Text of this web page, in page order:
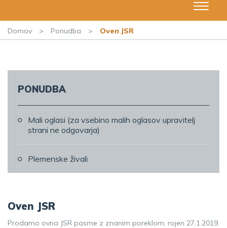
Domov > Ponudba > Oven JSR
PONUDBA
Mali oglasi (za vsebino malih oglasov upravitelj
strani ne odgovarja)
Plemenske živali
Oven JSR
Prodamo ovna JSR pasme z znanim poreklom, rojen 27.1.2019.